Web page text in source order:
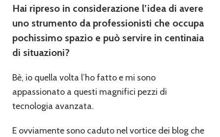
Hai ripreso in considerazione l’idea di avere
uno strumento da professionisti che occupa
pochissimo spazio e può servire in centinaia
di situazioni?
Bè, io quella volta l’ho fatto e mi sono
appassionato a questi magnifici pezzi di
tecnologia avanzata.
E ovviamente sono caduto nel vortice dei blog che